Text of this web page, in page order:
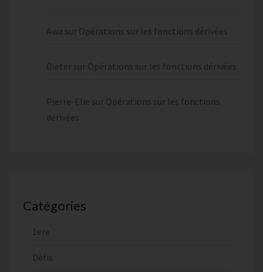
Awa sur Opérations sur les fonctions dérivées
Dieter sur Opérations sur les fonctions dérivées
Pierre-Elie sur Opérations sur les fonctions
dérivées
Catégories
1ere
Défis